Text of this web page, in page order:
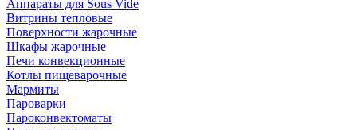
Аппараты для Sous Vide
Витрины тепловые
Поверхности жарочные
Шкафы жарочные
Печи конвекционные
Котлы пищеварочные
Мармиты
Пароварки
Пароконвектоматы